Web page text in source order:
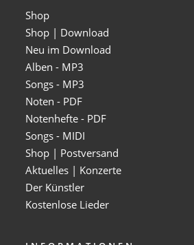
Shop
Shop | Download
Neu im Download
Alben - MP3
Songs - MP3
Noten - PDF
Notenhefte - PDF
Songs - MIDI
Shop | Postversand
Aktuelles | Konzerte
Der Künstler
Kostenlose Lieder